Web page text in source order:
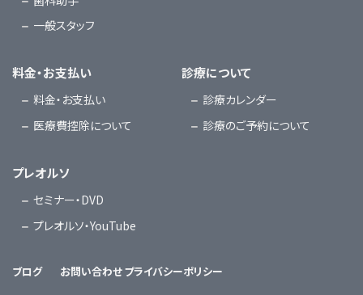
一般スタッフ
料金・お支払い
料金・お支払い
医療費控除について
診療について
診療カレンダー
診療のご予約について
プレオルソ
セミナー・DVD
プレオルソ・YouTube
ブログ お問い合わせプライバシーポリシー